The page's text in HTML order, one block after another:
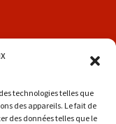
technologies telles que
des appareils. Le fait de
des données telles que le